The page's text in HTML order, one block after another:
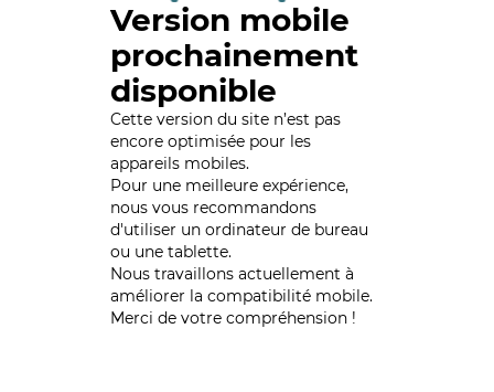
Version mobile
prochainement
disponible
Cette version du site n’est pas
encore optimisée pour les
appareils mobiles.
Pour une meilleure expérience,
nous vous recommandons
d'utiliser un ordinateur de bureau
ou une tablette.
Nous travaillons actuellement à
améliorer la compatibilité mobile.
Merci de votre compréhension !